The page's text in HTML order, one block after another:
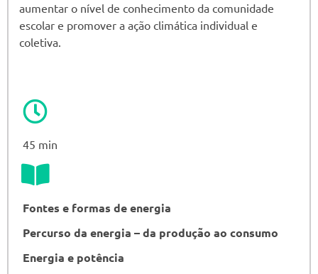
aumentar o nível de conhecimento da comunidade
escolar e promover a ação climática individual e
coletiva.
45 min
Fontes e formas de energia
Percurso da energia – da produção ao consumo
Energia e potência